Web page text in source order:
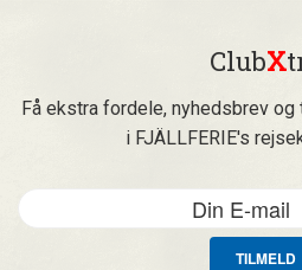
ClubX
Få ekstra fordele, nyhedsbrev
i FJÄLLFERIE's
TILMELD